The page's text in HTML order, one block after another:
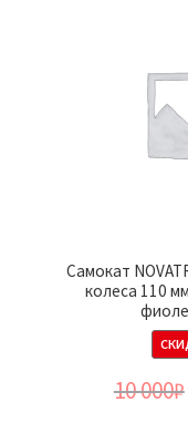
Самокат
колеса 110
10 000₽